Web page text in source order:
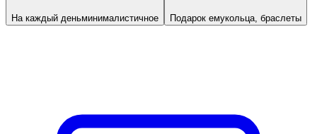
На каждый деньминималистичное Подарок емукольца, браслеты